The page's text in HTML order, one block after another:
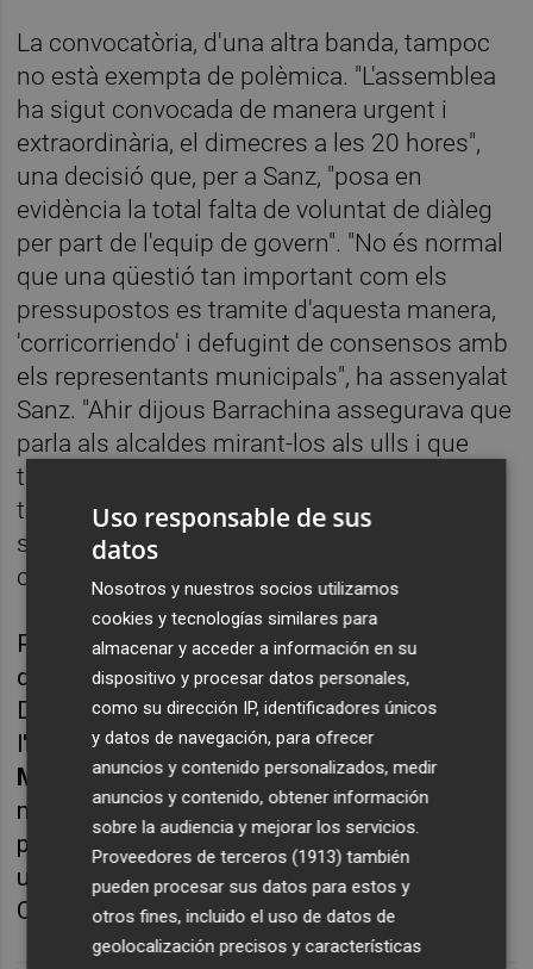
La convocatòria, d'una altra banda, tampoc
no està exempta de polèmica. "L'assemblea
ha sigut convocada de manera urgent i
extraordinària, el dimecres a les 20 hores",
una decisió que, per a Sanz, "posa en
evidència la total falta de voluntat de diàleg
per part de l'equip de govern". "No és normal
que una qüestió tan important com els
pressupostos es tramite d'aquesta manera,
'corricorriendo' i defugint de consensos amb
els representants municipals", ha assenyalat
Sanz. "Ahir dijous Barrachina assegurava que
parla als alcaldes mirant-los als ulls i que
treballa amb tots ells de la mà. Avui ens
torna a demostrar que és mentida i que els
seus discursos tenen més floritures que
contingut".
Per al PSPV, aquest episodi "és un reflex més
del declivi institucional que travessa la
Diputació amb Barrachina i que recorda a
l'etapa fosca deCarlos FabraiFrancisco
Martínezal capdavant de les Aules". "Volem
més diàleg i menys opacitat i menyspreu als
principis democràtics bàsics que han de regir
una institució. Això no és el que mereix
Castelló", ha conclòs Sanz.
Uso responsable de sus
datos
Nosotros y nuestros socios utilizamos
cookies y tecnologías similares para
almacenar y acceder a información en su
dispositivo y procesar datos personales,
como su dirección IP, identificadores únicos
y datos de navegación, para ofrecer
anuncios y contenido personalizados, medir
anuncios y contenido, obtener información
sobre la audiencia y mejorar los servicios.
Proveedores de terceros (1913) también
pueden procesar sus datos para estos y
otros fines, incluido el uso de datos de
geolocalización precisos y características